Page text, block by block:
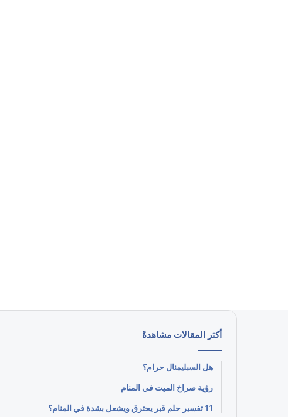
أكثر المقالات مشاهدةً
هل السبليمنال حرام؟
رؤية صراخ الميت في المنام
11 تفسير حلم قبر يحترق ويشعل بشدة في المنام؟